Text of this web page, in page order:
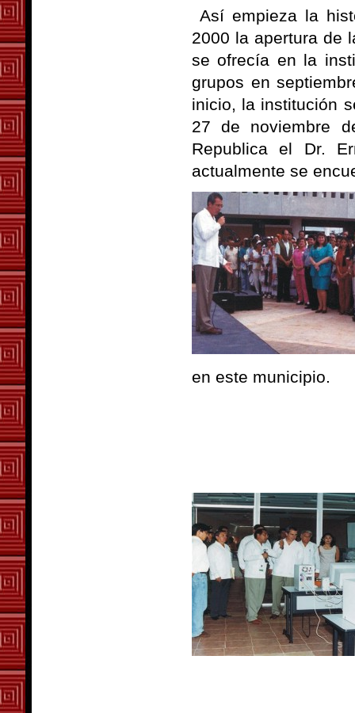
Así empieza la
2000 la apertura de
se ofrecía en la
grupos en
inicio, la institución
27 de noviembre
Republica el Dr.
actualmente se
en este municipio.